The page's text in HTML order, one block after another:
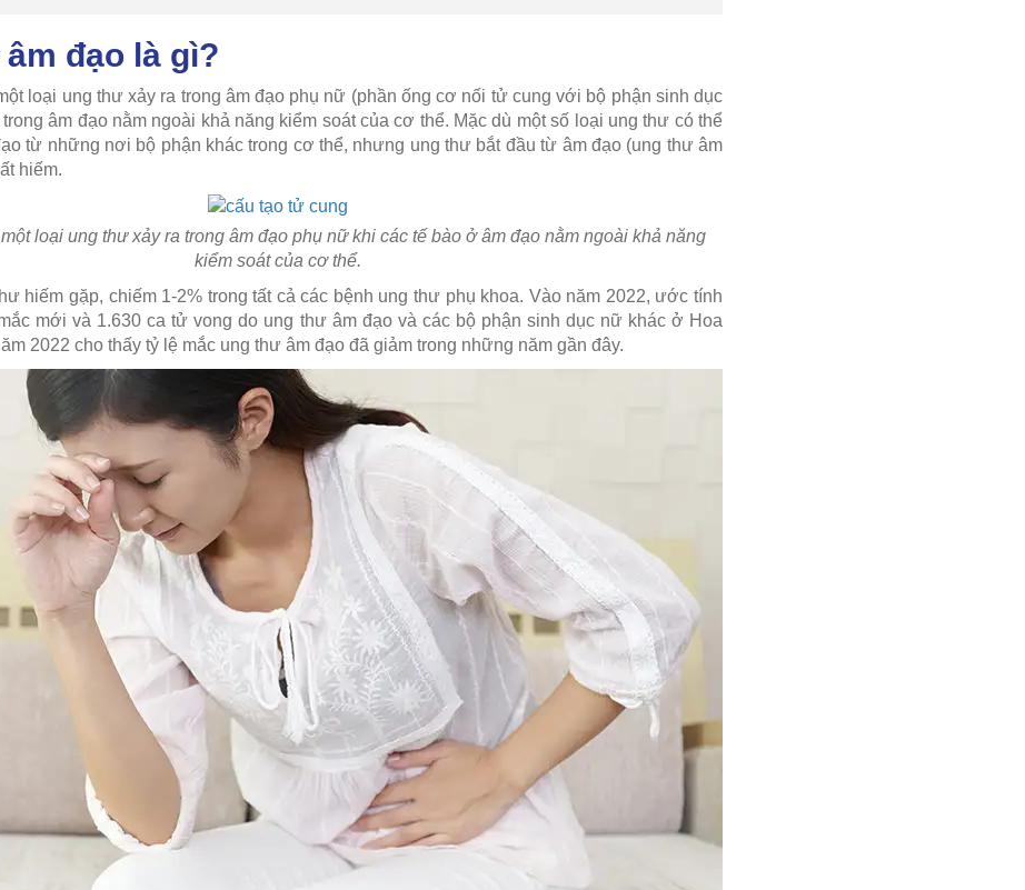
đạo là gì?
loại ung thư xảy ra trong âm đạo phụ nữ (phần ống cơ nối tử cung với bộ phận sinh dục
âm đạo nằm ngoài khả năng kiểm soát của cơ thể. Mặc dù một số loại ung thư có thể
từ những nơi bộ phận khác trong cơ thể, nhưng ung thư bắt đầu từ âm đạo (ung thư âm
hiếm.
loại ung thư xảy ra trong âm đạo phụ nữ khi các tế bào ở âm đạo nằm ngoài khả năng
kiểm soát của cơ thể.
hiếm gặp, chiếm 1-2% trong tất cả các bệnh ung thư phụ khoa. Vào năm 2022, ước tính
mới và 1.630 ca tử vong do ung thư âm đạo và các bộ phận sinh dục nữ khác ở Hoa
2022 cho thấy tỷ lệ mắc ung thư âm đạo đã giảm trong những năm gần đây.